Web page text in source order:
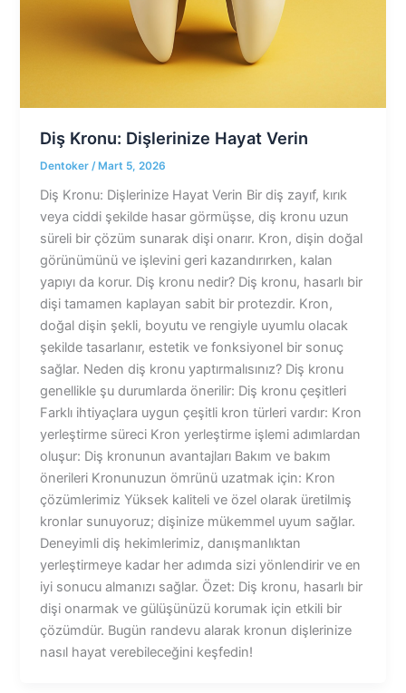
Diş Kronu: Dişlerinize Hayat Verin
Dentoker /Mart 5, 2026
Diş Kronu: Dişlerinize Hayat Verin Bir diş zayıf, kırık
veya ciddi şekilde hasar görmüşse, diş kronu uzun
süreli bir çözüm sunarak dişi onarır. Kron, dişin doğal
görünümünü ve işlevini geri kazandırırken, kalan
yapıyı da korur. Diş kronu nedir? Diş kronu, hasarlı bir
dişi tamamen kaplayan sabit bir protezdir. Kron,
doğal dişin şekli, boyutu ve rengiyle uyumlu olacak
şekilde tasarlanır, estetik ve fonksiyonel bir sonuç
sağlar. Neden diş kronu yaptırmalısınız? Diş kronu
genellikle şu durumlarda önerilir: Diş kronu çeşitleri
Farklı ihtiyaçlara uygun çeşitli kron türleri vardır: Kron
yerleştirme süreci Kron yerleştirme işlemi adımlardan
oluşur: Diş kronunun avantajları Bakım ve bakım
önerileri Kronunuzun ömrünü uzatmak için: Kron
çözümlerimiz Yüksek kaliteli ve özel olarak üretilmiş
kronlar sunuyoruz; dişinize mükemmel uyum sağlar.
Deneyimli diş hekimlerimiz, danışmanlıktan
yerleştirmeye kadar her adımda sizi yönlendirir ve en
iyi sonucu almanızı sağlar. Özet: Diş kronu, hasarlı bir
dişi onarmak ve gülüşünüzü korumak için etkili bir
çözümdür. Bugün randevu alarak kronun dişlerinize
nasıl hayat verebileceğini keşfedin!